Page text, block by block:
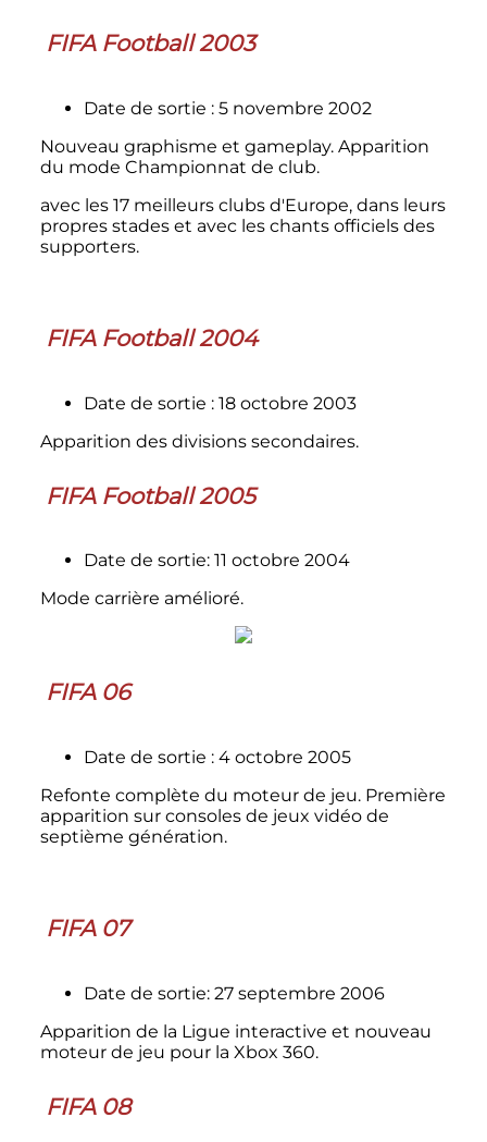
FIFA Football 2003
Date de sortie : 5 novembre 2002
Nouveau graphisme et gameplay. Apparition
du mode Championnat de club.
avec les 17 meilleurs clubs d'Europe, dans leurs
propres stades et avec les chants officiels des
supporters.
FIFA Football 2004
Date de sortie : 18 octobre 2003
Apparition des divisions secondaires.
FIFA Football 2005
Date de sortie: 11 octobre 2004
Mode carrière amélioré.
FIFA 06
Date de sortie : 4 octobre 2005
Refonte complète du moteur de jeu. Première
apparition sur consoles de jeux vidéo de
septième génération.
FIFA 07
Date de sortie: 27 septembre 2006
Apparition de la Ligue interactive et nouveau
moteur de jeu pour la Xbox 360.
FIFA 08